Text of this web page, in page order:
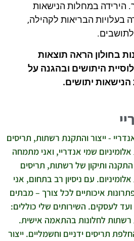
הירידה במחלות הנישאות
בעלויות הבריאות לקהילה,
בחולון הראה תוצאות
היתושים ובהגנה על
יתושים.
- ייצור והתקנת רשתות, תריסים
אלומיניום שמי אנדריי, ואני מתמחה
התקנה ותיקון של רשתות, תריסים
אלומיניום. עם ניסיון רב בתחום, אני
איכותיים לכל צורך – מבתים
ועד לעסקים. השירותים שלי כוללים:
לחלונות בהתאמה אישית.
תריסים ידניים וחשמליים. ייצור